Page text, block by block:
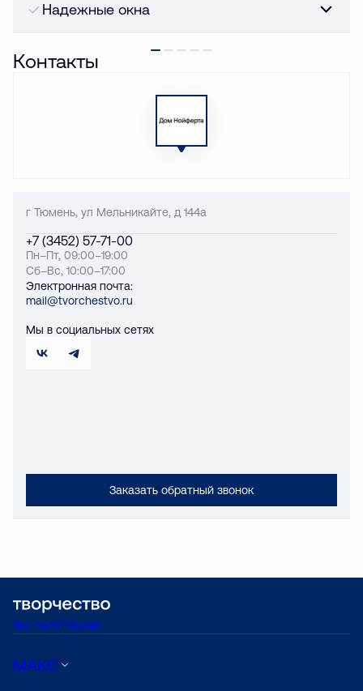
Надежные окна
Контакты
г Тюмень, ул Мельникайте, д 144а
+7 (3452) 57-71-00
Пн–Пт, 09:00–19:00
Сб–Вс, 10:00–17:00
Электронная почта:
mail@tvorchestvo.ru
Мы в социальных сетях
Заказать обратный звонок
ВконтактеTelegram
МАКС